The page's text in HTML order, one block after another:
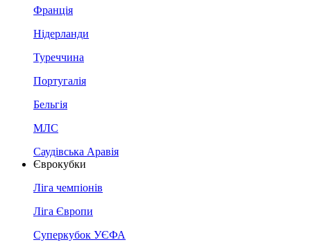
Франція
Нідерланди
Туреччина
Португалія
Бельгія
МЛС
Саудівська Аравія
Єврокубки
Ліга чемпіонів
Ліга Європи
Суперкубок УЄФА